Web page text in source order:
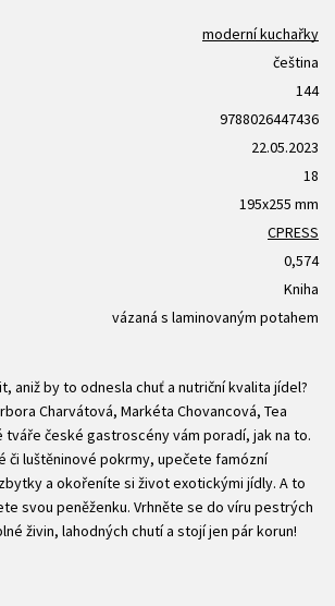
moderní kuchařky
čeština
144
9788026447436
22.05.2023
18
195x255 mm
CPRESS
0,574
Kniha
vázaná s laminovaným potahem
aniž by to odnesla chuť a nutriční kvalita jídel?
Charvátová, Markéta Chovancová, Tea
tváře české gastroscény vám poradí, jak na to.
či luštěninové pokrmy, upečete famózní
a okořeníte si život exotickými jídly. A to
svou peněženku. Vrhněte se do víru pestrých
živin, lahodných chutí a stojí jen pár korun!